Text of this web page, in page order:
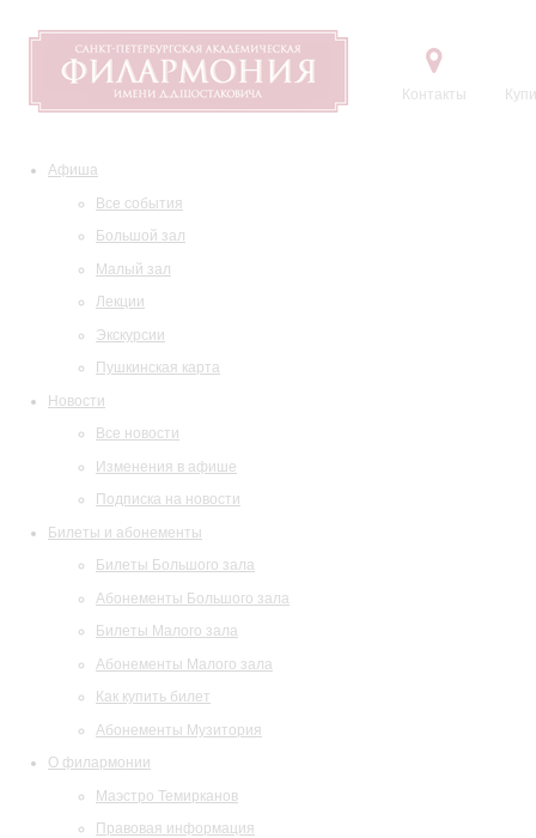
Контакты
Афиша
Все события
Большой зал
Малый зал
Лекции
Экскурсии
Пушкинская карта
Новости
Все новости
Изменения в афише
Подписка на новости
Билеты и абонементы
Билеты Большого зала
Абонементы Большого зала
Билеты Малого зала
Абонементы Малого зала
Как купить билет
Абонементы Музитория
О филармонии
Маэстро Темирканов
Правовая информация